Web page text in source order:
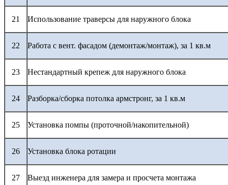
21 Использование траверсы для наружного блока
22 Работа с вент. фасадом (демонтаж/монтаж), за 1 кв.м
23 Нестандартный крепеж для наружного блока
24 Разборка/сборка потолка армстронг, за 1 кв.м
25 Установка помпы (проточной/накопительной)
26 Установка блока ротации
27 Выезд инженера для замера и просчета монтажа